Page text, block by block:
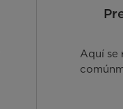
Aquí se